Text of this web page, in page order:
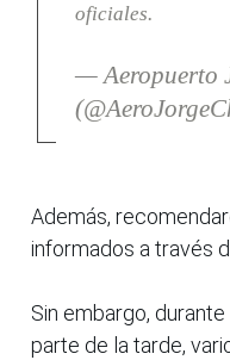
oficiales.
— Aeropuerto
Además,
informados a través
Sin embargo,
parte de la tarde,